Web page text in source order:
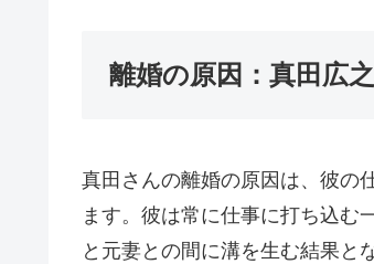
離婚の原因：真田広
真田さんの離婚の原因は、彼の
ます。彼は常に仕事に打ち込む
と元妻との間に溝を生む結果と